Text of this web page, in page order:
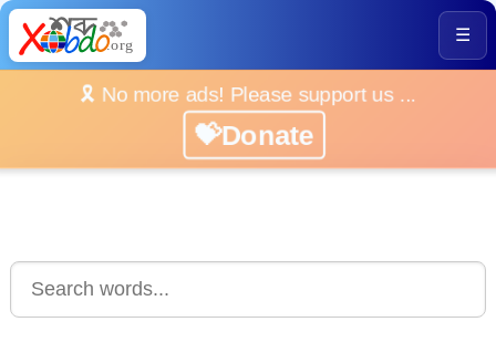
☰
🎗️ No more ads! Please support us ...
💝Donate